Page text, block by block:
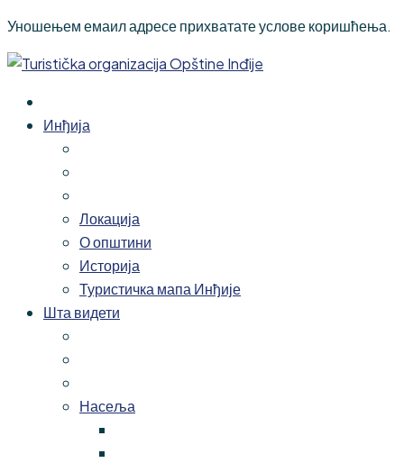
Уношењем емаил адресе прихватате услове коришћења.
Инђија
Локација
О општини
Историја
Туристичка мапа Инђије
Шта видети
Насеља